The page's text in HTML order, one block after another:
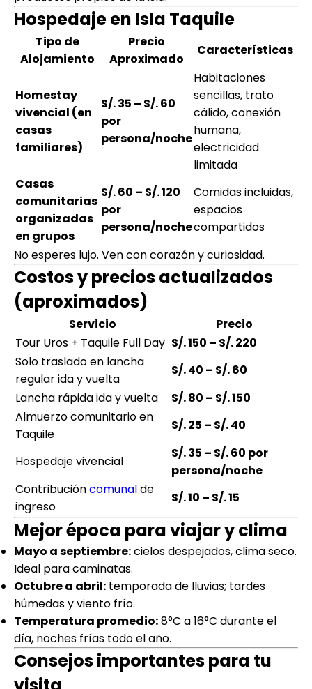
Hospedaje en Isla Taquile
Tipo de
Alojamiento
Precio
Aproximado
Características
Homestay
vivencial (en
casas
familiares)
S/. 35 – S/. 60
por
persona/noche
Habitaciones
sencillas, trato
cálido, conexión
humana,
electricidad
limitada
Casas
comunitarias
organizadas
en grupos
S/. 60 – S/. 120
por
persona/noche
Comidas incluidas,
espacios
compartidos
No esperes lujo. Ven con corazón y curiosidad.
Costos y precios actualizados
(aproximados)
Servicio
Precio
Tour Uros + Taquile Full Day S/. 150 – S/. 220
Solo traslado en lancha
regular ida y vuelta
S/. 40 – S/. 60
Lancha rápida ida y vuelta
S/. 80 – S/. 150
Almuerzo comunitario en
Taquile
S/. 25 – S/. 40
Hospedaje vivencial
S/. 35 – S/. 60 por
persona/noche
Contribucióncomunalde
ingreso
S/. 10 – S/. 15
Mejor época para viajar y clima
Mayo a septiembre:cielos despejados, clima seco.
Ideal para caminatas.
Octubre a abril: temporada de lluvias; tardes
húmedas y viento frío.
Temperatura promedio:8°C a 16°C durante el
día, noches frías todo el año.
Consejos importantes para tu